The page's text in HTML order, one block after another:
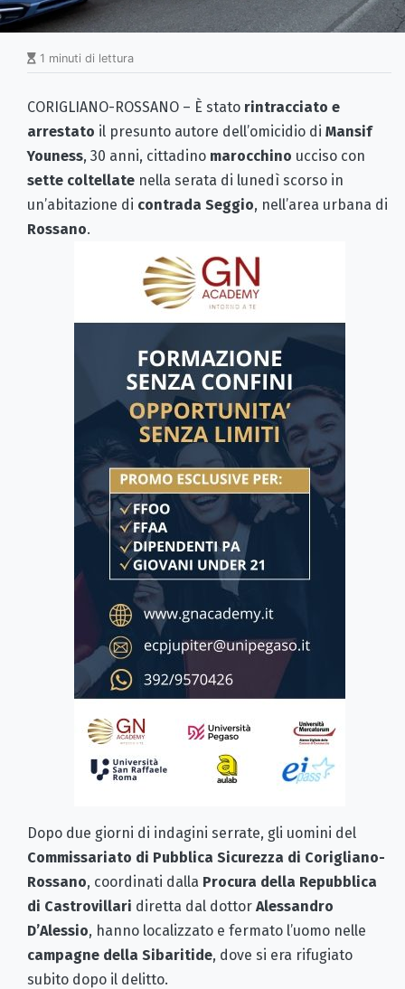
1 minuti di lettura
CORIGLIANO-ROSSANO – È stato rintracciato e
arrestato il presunto autore dell’omicidio di Mansif
Youness, 30 anni, cittadino marocchino ucciso con
sette coltellate nella serata di lunedì scorso in
un’abitazione di contrada Seggio, nell’area urbana di
Rossano.
Dopo due giorni di indagini serrate, gli uomini del
Commissariato di Pubblica Sicurezza di Corigliano-
Rossano, coordinati dalla Procura della Repubblica
di Castrovillari diretta dal dottor Alessandro
D’Alessio, hanno localizzato e fermato l’uomo nelle
campagne della Sibaritide, dove si era rifugiato
subito dopo il delitto.